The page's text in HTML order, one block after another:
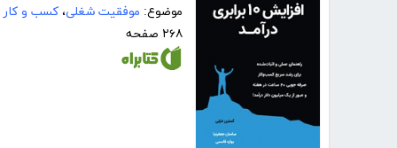
موضوع: موفقیت شغلی، کسب و کار
۲۶۸ صفحه